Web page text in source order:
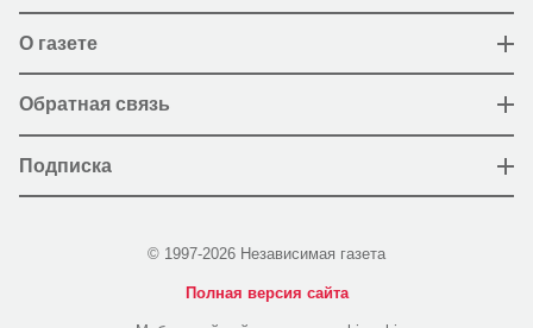
О газете
Обратная связь
Подписка
© 1997-2026 Независимая газета
Полная версия сайта